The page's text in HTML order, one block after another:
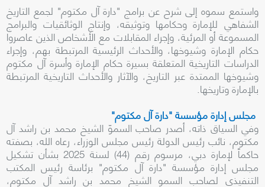
واستمع سموه إلى شرح عن برامج "دارة آل مكتوم" لجمع التاريخ
الشفاهي للإمارة وحكامها وتوثيقه، وإنتاج الوثائقيات والبرامج
المسموعة أو المرئية، وإجراء المقابلات مع الأشخاص الذين عاصروا
حكام الإمارة وشيوخها، والأحداث الرئيسية المرتبطة بهم، وإجراء
الدراسات التاريخية المتعلقة بسيرة حكام الإمارة وأسرة آل مكتوم
وشيوخها الممتدة عبر التاريخ، والآثار والأحداث التاريخية المرتبطة
بالإمارة وتاريخها.
مجلس إدارة مؤسسة "دارة آل مكتوم"
وفي السياق ذاته، أصدر صاحب السموّ الشيخ محمد بن راشد آل
مكتوم، نائب رئيس الدولة رئيس مجلس الوزراء، رعاه الله، بصفته
حاكماً لإمارة دبي، مرسوم رقم (44) لسنة 2025 بشأن تشكيل
مجلس إدارة مؤسسة "دارة آل مكتوم" برئاسة رئيس المكتب
التنفيذي لصاحب السمو الشيخ محمد بن راشد آل مكتوم،